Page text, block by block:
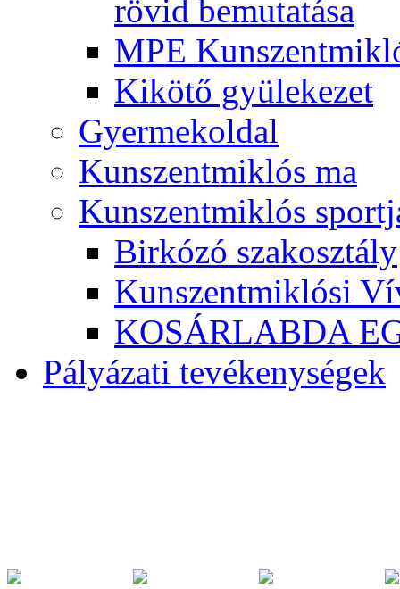
rövid bemutatása
MPE
Kikötő gyülekezet
Gyermekoldal
Kunszentmiklós ma
Kunszentmiklós
Birkózó szakosztály
Kunszentmiklósi
KOSÁRLABDA
Pályázati tevékenységek